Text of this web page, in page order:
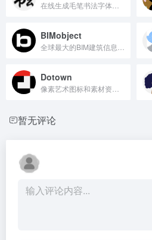
BIMobject
Dotown
暂无评论